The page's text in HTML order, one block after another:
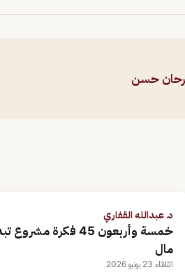
حسن
د. عبدالله القفاري
خمسة وأربعون 45 فكرة
مال
الثلاثاء 23 يونيو 2026